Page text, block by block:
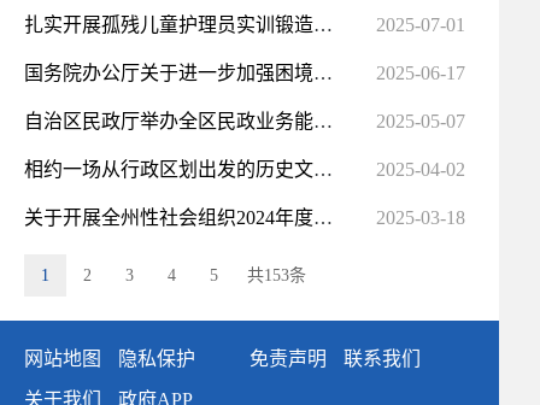
扎实开展孤残儿童护理员实训锻造专业化儿童福利服务队伍 2025-07-01
国务院办公厅关于进一步加强困境儿童福利保障工作的意见 2025-06-17
自治区民政厅举办全区民政业务能力提升专题研修班 2025-05-07
相约一场从行政区划出发的历史文化之旅——写在“何方家国：行政区划历史文化纵横”专栏开栏之际 2025-04-02
关于开展全州性社会组织2024年度检查工作的通知 2025-03-18
1 2 3 4 5 共153条
网站地图 隐私保护 免责声明
联系我们
关于我们
政府APP